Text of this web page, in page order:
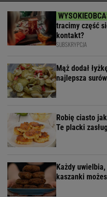
tracimy część
kontakt?
SUBSKRYPCJA
Mąż dodał
najlepsza
Robię ciasto
Te placki
Każdy
kaszanki